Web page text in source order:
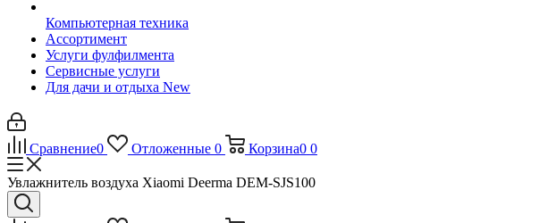
Компьютерная техника
Ассортимент
Услуги фулфилмента
Сервисные услуги
Для дачи и отдыха New
Сравнение0 Отложенные 0 Корзина0 0
Увлажнитель воздуха Xiaomi Deerma DEM-SJS100